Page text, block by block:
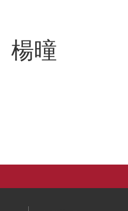
楊曈